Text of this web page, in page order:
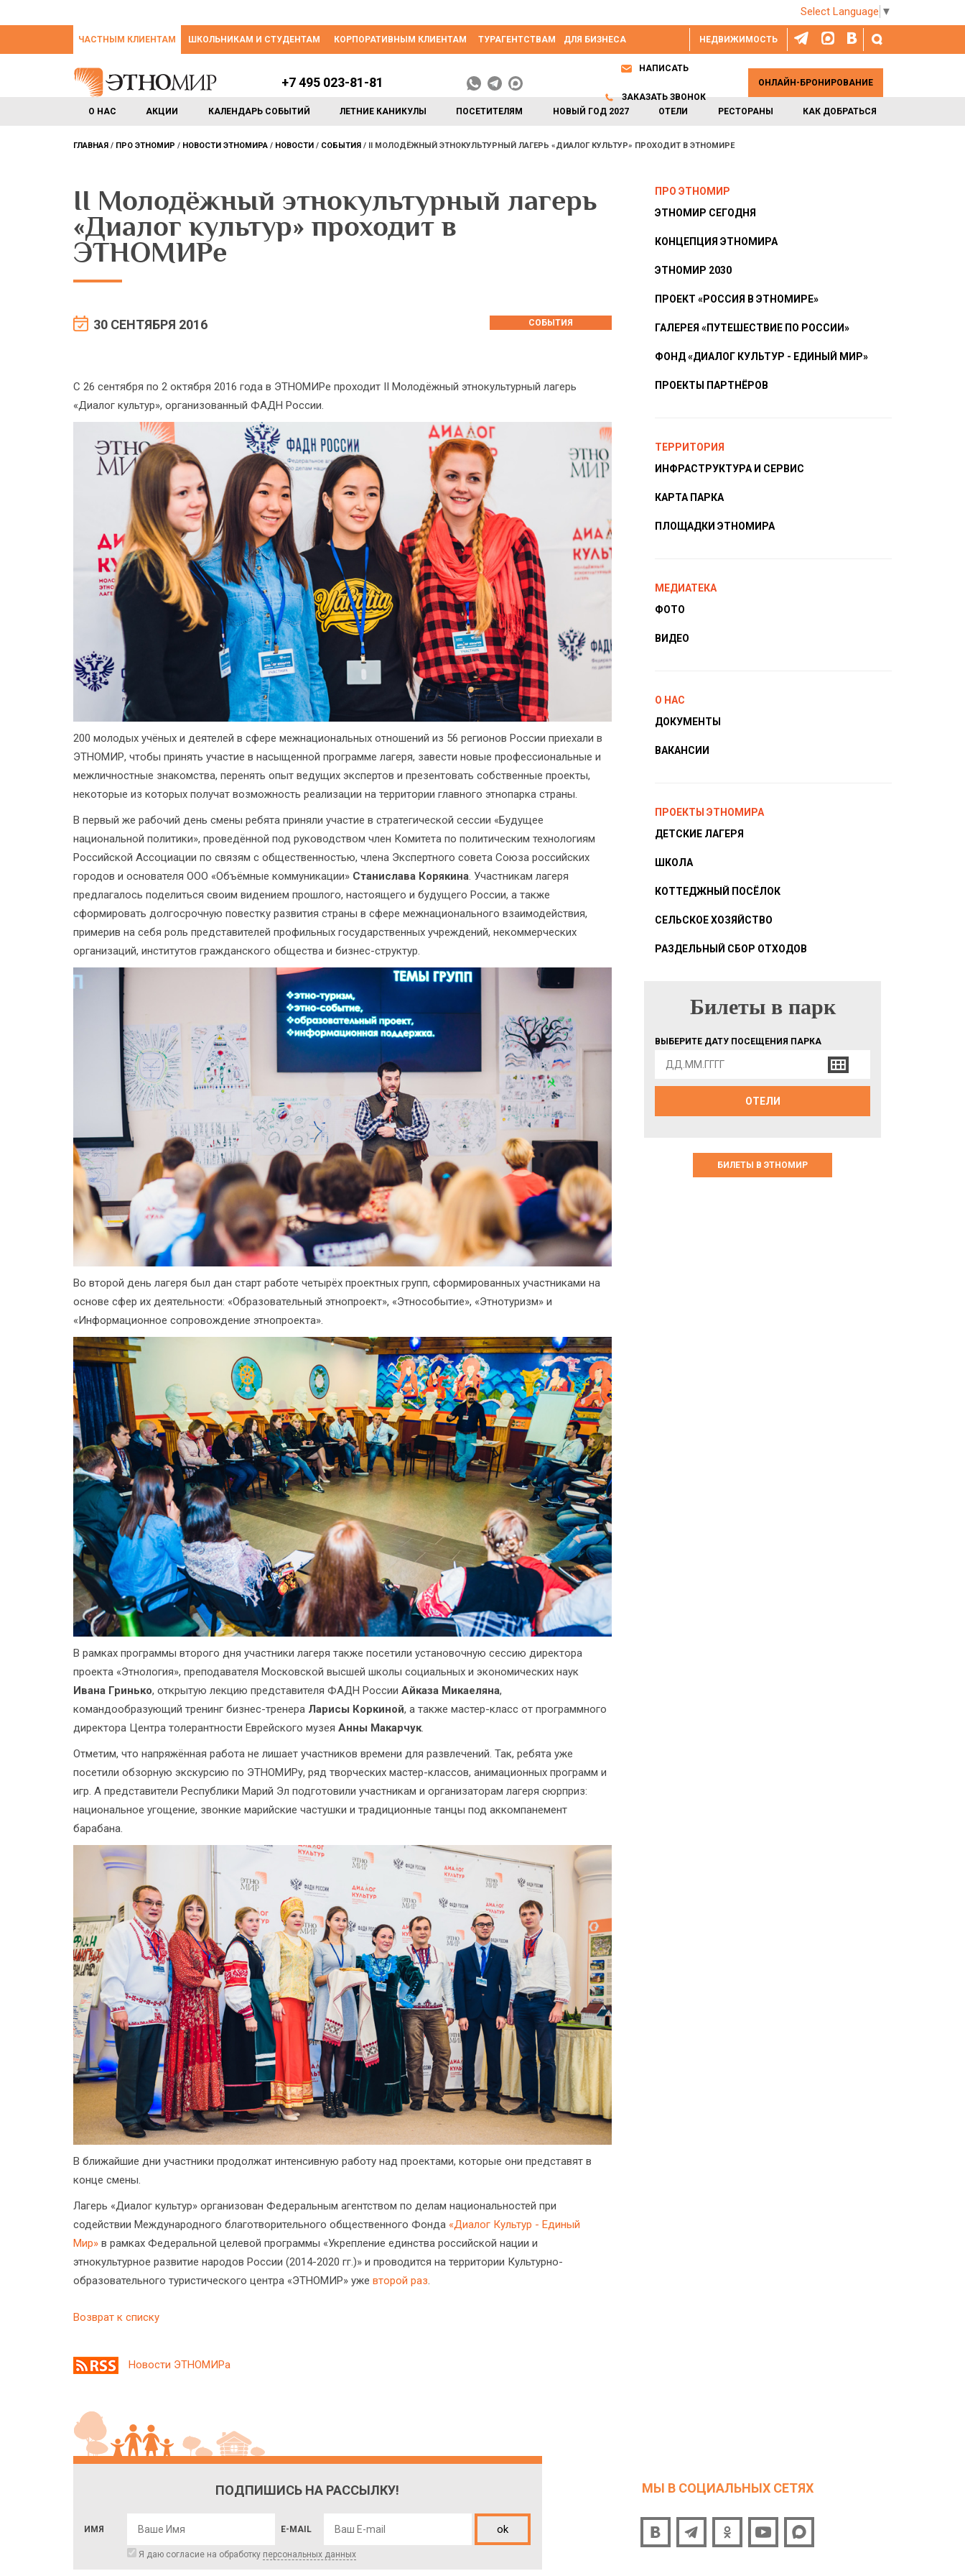
Select Language ▼
НЕДВИЖИМОСТЬ
ЧАСТНЫМ КЛИЕНТАМ ШКОЛЬНИКАМ И СТУДЕНТАМ КОРПОРАТИВНЫМ КЛИЕНТАМ ТУРАГЕНТСТВАМ ДЛЯ БИЗНЕСА
О НАС АКЦИИ КАЛЕНДАРЬ СОБЫТИЙ ЛЕТНИЕ КАНИКУЛЫ ПОСЕТИТЕЛЯМ НОВЫЙ ГОД 2027 ОТЕЛИ РЕСТОРАНЫ КАК ДОБРАТЬСЯ
+7 495 023-81-81
НАПИСАТЬ
ЗАКАЗАТЬ ЗВОНОК
ОНЛАЙН-БРОНИРОВАНИЕ
ГЛАВНАЯ ПРО ЭТНОМИР НОВОСТИ ЭТНОМИРА НОВОСТИ СОБЫТИЯ II МОЛОДЁЖНЫЙ ЭТНОКУЛЬТУРНЫЙ ЛАГЕРЬ «ДИАЛОГ КУЛЬТУР» ПРОХОДИТ В ЭТНОМИРЕ
II Молодёжный этнокультурный лагерь
«Диалог культур» проходит в
ЭТНОМИРе
30 СЕНТЯБРЯ 2016 СОБЫТИЯ
С 26 сентября по 2 октября 2016 года в ЭТНОМИРе проходит II Молодёжный этнокультурный лагерь
«Диалог культур», организованный ФАДН России.
200 молодых учёных и деятелей в сфере межнациональных отношений из 56 регионов России приехали в
ЭТНОМИР, чтобы принять участие в насыщенной программе лагеря, завести новые профессиональные и
межличностные знакомства, перенять опыт ведущих экспертов и презентовать собственные проекты,
некоторые из которых получат возможность реализации на территории главного этнопарка страны.
В первый же рабочий день смены ребята приняли участие в стратегической сессии «Будущее
национальной политики», проведённой под руководством член Комитета по политическим технологиям
Российской Ассоциации по связям с общественностью, члена Экспертного совета Союза российских
городов и основателя ООО «Объёмные коммуникации» Станислава Корякина. Участникам лагеря
предлагалось поделиться своим видением прошлого, настоящего и будущего России, а также
сформировать долгосрочную повестку развития страны в сфере межнационального взаимодействия,
примерив на себя роль представителей профильных государственных учреждений, некоммерческих
организаций, институтов гражданского общества и бизнес-структур.
Во второй день лагеря был дан старт работе четырёх проектных групп, сформированных участниками на
основе сфер их деятельности: «Образовательный этнопроект», «Этнособытие», «Этнотуризм» и
«Информационное сопровождение этнопроекта».
В рамках программы второго дня участники лагеря также посетили установочную сессию директора
проекта «Этнология», преподавателя Московской высшей школы социальных и экономических наук
Ивана Гринько, открытую лекцию представителя ФАДН России Айказа Микаеляна,
командообразующий тренинг бизнес-тренера Ларисы Коркиной, а также мастер-класс от программного
директора Центра толерантности Еврейского музея Анны Макарчук.
Отметим, что напряжённая работа не лишает участников времени для развлечений. Так, ребята уже
посетили обзорную экскурсию по ЭТНОМИРу, ряд творческих мастер-классов, анимационных программ и
игр. А представители Республики Марий Эл подготовили участникам и организаторам лагеря сюрприз:
национальное угощение, звонкие марийские частушки и традиционные танцы под аккомпанемент
барабана.
В ближайшие дни участники продолжат интенсивную работу над проектами, которые они представят в
конце смены.
Лагерь «Диалог культур» организован Федеральным агентством по делам национальностей при
содействии Международного благотворительного общественного Фонда «Диалог Культур - Единый
Мир» в рамках Федеральной целевой программы «Укрепление единства российской нации и
этнокультурное развитие народов России (2014-2020 гг.)» и проводится на территории Культурно-
образовательного туристического центра «ЭТНОМИР» уже второй раз.
Возврат к списку
ПРО ЭТНОМИР
ЭТНОМИР СЕГОДНЯ
КОНЦЕПЦИЯ ЭТНОМИРА
ЭТНОМИР 2030
ПРОЕКТ «РОССИЯ В ЭТНОМИРЕ»
ГАЛЕРЕЯ «ПУТЕШЕСТВИЕ ПО РОССИИ»
ФОНД «ДИАЛОГ КУЛЬТУР - ЕДИНЫЙ МИР»
ПРОЕКТЫ ПАРТНЁРОВ
ТЕРРИТОРИЯ
ИНФРАСТРУКТУРА И СЕРВИС
КАРТА ПАРКА
ПЛОЩАДКИ ЭТНОМИРА
МЕДИАТЕКА
ФОТО
ВИДЕО
О НАС
ДОКУМЕНТЫ
ВАКАНСИИ
ПРОЕКТЫ ЭТНОМИРА
ДЕТСКИЕ ЛАГЕРЯ
ШКОЛА
КОТТЕДЖНЫЙ ПОСЁЛОК
СЕЛЬСКОЕ ХОЗЯЙСТВО
РАЗДЕЛЬНЫЙ СБОР ОТХОДОВ
БИЛЕТЫ В ПАРК
Билеты в парк
ВЫБЕРИТЕ ДАТУ ПОСЕЩЕНИЯ ПАРКА
ОТЕЛИ
БИЛЕТЫ В ЭТНОМИР
Новости ЭТНОМИРа
ПОДПИШИСЬ НА РАССЫЛКУ!
ИМЯ E-MAIL ok
Я даю согласие на обработку персональных данных
МЫ В СОЦИАЛЬНЫХ СЕТЯХ